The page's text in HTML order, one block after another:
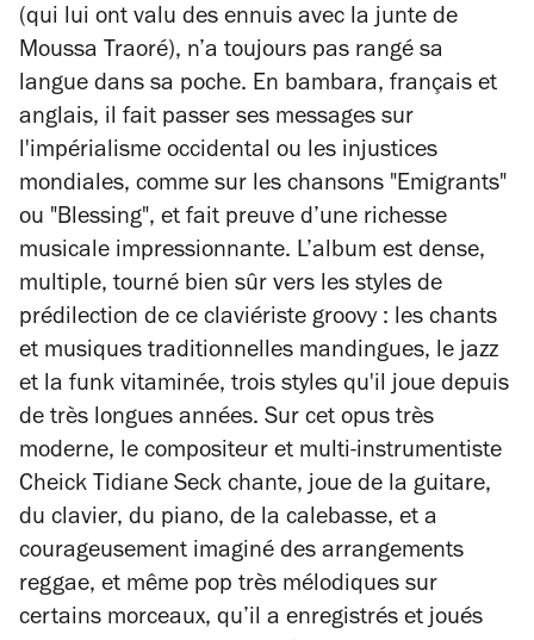
(qui lui ont valu des ennuis avec la junte de
Moussa Traoré), n’a toujours pas rangé sa
langue dans sa poche. En bambara, français et
anglais, il fait passer ses messages sur
l'impérialisme occidental ou les injustices
mondiales, comme sur les chansons "Emigrants"
ou "Blessing", et fait preuve d’une richesse
musicale impressionnante. L’album est dense,
multiple, tourné bien sûr vers les styles de
prédilection de ce claviériste groovy : les chants
et musiques traditionnelles mandingues, le jazz
et la funk vitaminée, trois styles qu'il joue depuis
de très longues années. Sur cet opus très
moderne, le compositeur et multi-instrumentiste
Cheick Tidiane Seck chante, joue de la guitare,
du clavier, du piano, de la calebasse, et a
courageusement imaginé des arrangements
reggae, et même pop très mélodiques sur
certains morceaux, qu’il a enregistrés et joués